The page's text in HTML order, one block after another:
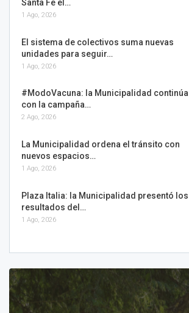
Santa Fe el…
1 Ago, 2026
El sistema de colectivos suma nuevas
unidades para seguir…
1 Ago, 2026
#ModoVacuna: la Municipalidad continúa
con la campaña…
2 Ago, 2026
La Municipalidad ordena el tránsito con
nuevos espacios…
1 Ago, 2026
Plaza Italia: la Municipalidad presentó los
resultados del…
1 Ago, 2026